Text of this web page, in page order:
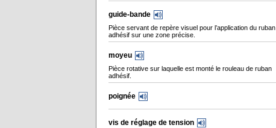
guide-bande
Pièce servant de repère visuel pour l’application du ruban
adhésif sur une zone précise.
moyeu
Pièce rotative sur laquelle est monté le rouleau de ruban
adhésif.
poignée
vis de réglage de tension